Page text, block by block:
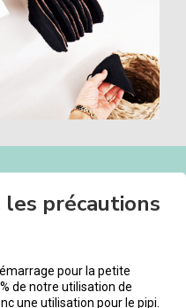
précautions
pour la petite
de notre utilisation de
une utilisation pour le pipi.